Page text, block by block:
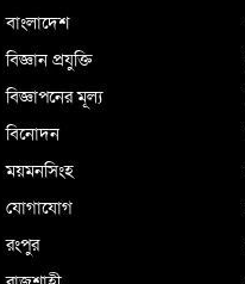
বাংলাদেশ
বিজ্ঞান প্রযুক্তি
বিজ্ঞাপনের মূল্য
বিনোদন
ময়মনসিংহ
যোগাযোগ
রংপুর